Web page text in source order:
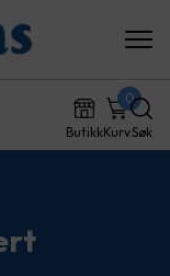
ButikkKurv
0
Søk